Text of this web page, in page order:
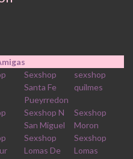
Sexshop
Santa Fe
Pueyrredon
sexshop
quilmes
Sexshop N
San Miguel
Sexshop
Moron
Sexshop
Lomas De
Sexshop
Lomas